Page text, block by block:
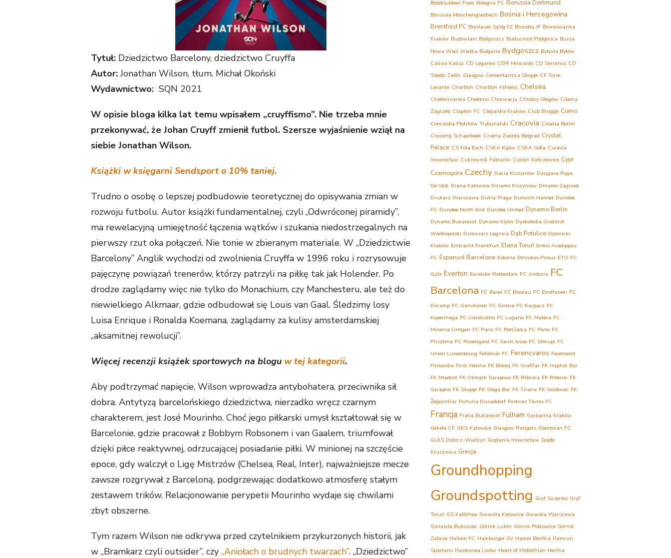
Tytuł: Dziedzictwo Barcelony, dziedzictwo Cruyffa
Autor:Jonathan Wilson, tłum. Michał Okoński
Wydawnictwo: SQN 2021
W opisie bloga kilka lat temu wpisałem „cruyffismo”. Nie trzeba mnie
przekonywać, że Johan Cruyff zmienił futbol. Szersze wyjaśnienie wziął na
siebie Jonathan Wilson.
Książki w księgarni Sendsport o 10% taniej.
Trudno o osobę o lepszej podbudowie teoretycznej do opisywania zmian w
rozwoju futbolu. Autor książki fundamentalnej, czyli „Odwróconej piramidy”,
ma rewelacyjną umiejętność łączenia wątków i szukania niedostrzegalnych na
pierwszy rzut oka połączeń. Nie tonie w zbieranym materiale. W „Dziedzictwie
Barcelony” Anglik wychodzi od zwolnienia Cruyffa w 1996 roku i rozrysowuje
pajęczynę powiązań trenerów, którzy patrzyli na piłkę tak jak Holender. Po
drodze zaglądamy więc nie tylko do Monachium, czy Manchesteru, ale też do
niewielkiego Alkmaar, gdzie odbudował się Louis van Gaal. Śledzimy losy
Luisa Enrique i Ronalda Koemana, zaglądamy za kulisy amsterdamskiej
„aksamitnej rewolucji”.
Więcej recenzji książek sportowych na blogu w tej kategorii.
Aby podtrzymać napięcie, Wilson wprowadza antybohatera, przeciwnika sił
dobra. Antytyzą barcelońskiego dziedzictwa, nierzadko wręcz czarnym
charakterem, jest José Mourinho. Choć jego piłkarski umysł kształtował się w
Barcelonie, gdzie pracował z Bobbym Robsonem i van Gaalem, triumfował
dzięki piłce reaktywnej, odrzucającej posiadanie piłki. W minionej na szczęście
epoce, gdy walczył o Ligę Mistrzów (Chelsea, Real, Inter), najważniejsze mecze
zawsze rozgrywał z Barceloną, podgrzewając dodatkowo atmosferę stałym
zestawem trików. Relacjonowanie perypetii Mourinho wydaje się chwilami
zbyt obszerne.
Tym razem Wilson nie odkrywa przed czytelnikiem przykurzonych historii, jak
w „Bramkarz czyli outsider”, czy „Aniołach o brudnych twarzach”. „Dziedzictwo”
Boldklubben Frem Bologna FC Borussia Dortmund
Borussia Mönchengladbach Bośnia i Hercegowina
Brentford FC Breslauer SpVg 02 Brondby IF Bronowianka
Kraków Budowlani Bydgoszcz Buducnost Podgorica Burza
Nowa Wieś Wielka Bułgaria Bydgoszcz Bytovia Bytów
Calisia Kalisz CD Leganes CDR Moscardo CD Serranos CD
Toledo Celtic Glasgow Cementarnica Skopje CF Torre
Levante Charlton Charlton Athletic Chelsea
Chełminianka Chełmno Chorwacja Chrobry Głogów Cibona
Zagrzeb Clapton FC Clepardia Kraków Club Brugge Como
Concordia Piotrków Trybunalski Cracovia Croatia Berlin
Crossing Schaerbeek Crvena Zvezda Belgrad Crystal
Palace CS Fola Esch CSKA Kijów CSKA Sofia Cuiavia
Inowrocław Cukrownik Fabianki Cyklon Kończewice Cypr
Czarnogóra Czechy Dacia Kiszyniów Daugava Ryga
De Valk Diana Katowice Dinamo Kiszyniów Dinamo Zagrzeb
Drukarz Warszawa Dukla Praga Dulwich Hamlet Dundee
FC Dundee North End Dundee United Dynamo Berlin
Dynamo Bukareszt Dynamo Kijów Dyskobolia Grodzisk
Wielkopolski Dziewiarz Legnica Dąb Potulice Dębnicki
Kraków Eintracht Frankfurt Elana Toruń Ermis Aradippou
FC Espanyol Barcelona Estonia Ethnikos Pireus ETO FC
Győr Everton Excelsior Rotterdam FC Andorra FC
Barcelona FC Basel FC Breslau FC Eindhoven FC
Encamp FC Ganshoren FC Girona FC Karpacz FC
Kopenhaga FC Llandudno FC Lugano FC Matera FC
Minerva Lintgen FC Paris FC Petržalka FC Porto FC
Prisztina FC Rosengard FC Saint Josse FC Shkupi FC
Union Luxembourg Fehérvár FC Ferencvaros Feyenoord
Finlandia First Vienna FK Bokelj FK Grafičar FK Hajduk Bar
FK Mladost FK Olimpik Sarajewo FK Ribnica FK Riteriai FK
Sarajevo FK Skopje FK Sloga Bar FK Tirana FK Vozdovac FK
Željezničar Fortuna Dusseldorf Fostiras Tavros FC
Francja Fratia Bukareszt Fulham Garbarnia Kraków
Getafe CF GKS Katowice Glasgow Rangers Glentoran FC
GLKS Dobrcz-Wudzyn Goplania Inowrocław Gopło
Kruszwica Grecja
Groundhopping
Groundspotting Gryf Sicienko Gryf
Toruń GS Kallithea Gwardia Katowice Gwardia Warszawa
Gwiazda Bukowiec Górnik Lubin Górnik Polkowice Górnik
Zabrze Hallam FC Hamburger SV Hamm Benfica Hamrun
Spartans Hasmonea Lwów Heart of Midlothian Hertha